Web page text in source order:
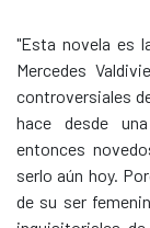
"Esta novela es
Mercedes
controversiales
hace desde
entonces
serlo aún hoy.
de su ser